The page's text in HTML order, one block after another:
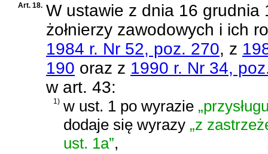
Art. 18. W ustawie z dnia 16 grudnia
żołnierzy zawodowych i ich
1984 r. Nr 52, poz. 270, z
190 oraz z 1990 r. Nr 34,
w art. 43:
1) w ust. 1 po wyrazie
dodaje się wyrazy „z
ust. 1a”,